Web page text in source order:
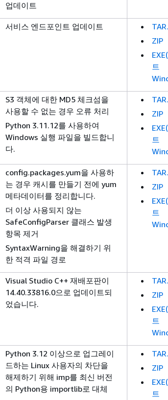
업데이트
서비스 엔드포인트 업데이트
ZIP
트
S3 객체에 대한 MD5 체크섬을
사용할 수 없는 경우 오류 처리
Python 3.11.12를 사용하여
Windows 실행 파일을 빌드합니
다.
ZIP
트
config.packages.yum을 사용하
는 경우 캐시를 만들기 전에 yum
메타데이터를 정리합니다.
더 이상 사용되지 않는
SafeConfigParser 클래스 발생
항목 제거
SyntaxWarning을 해결하기 위
한 적격 파일 경로
ZIP
트
Visual Studio C++ 재배포판이
14.40.33816.0으로 업데이트되
었습니다.
ZIP
트
Python 3.12 이상으로 업그레이
드하는 Linux 사용자의 차단을
해제하기 위해 imp를 최신 버전
의 Python용 importlib로 대체
ZIP
트